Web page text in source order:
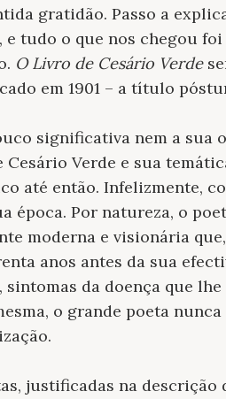
gratidão. Passo a
tudo o que nos chegou
O Livro de Cesário Verde
em 1901 – a título
significativa nem a sua
Verde e sua
até então. Infelizmente,
época. Por natureza, o
moderna e visionária
anos antes da sua
da doença que
o grande poeta
, justificadas na descrição